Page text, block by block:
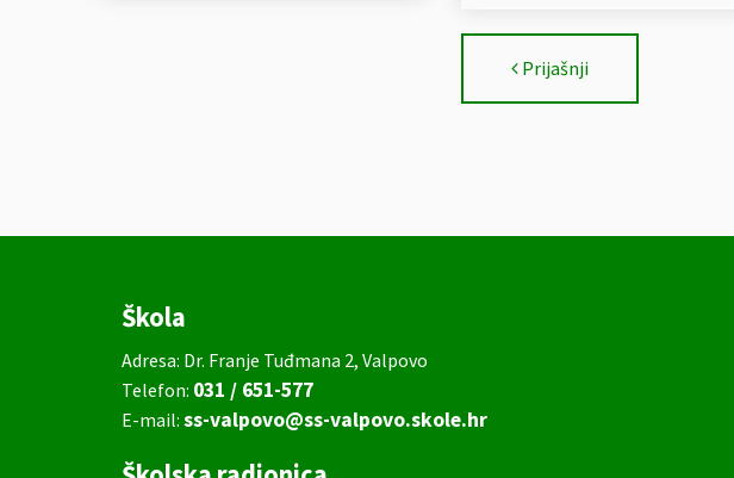
Prijašnji
Škola
Adresa: Dr. Franje Tuđmana 2, Valpovo
Telefon: 031 / 651-577
E-mail: ss-valpovo@ss-valpovo.skole.hr